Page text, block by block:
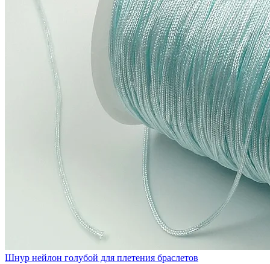
Шнур нейлон голубой для плетения браслетов